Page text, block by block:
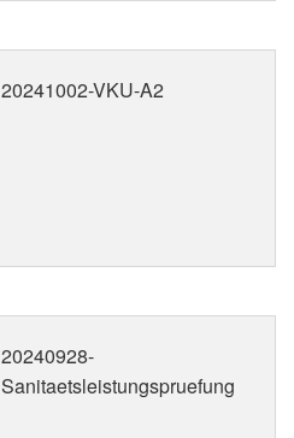
20241002-VKU-A2
20240928-
Sanitaetsleistungspruefung